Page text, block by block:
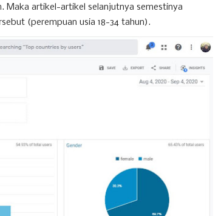
Maka artikel-artikel selanjutnya semestinya
(perempuan usia 18-34 tahun).